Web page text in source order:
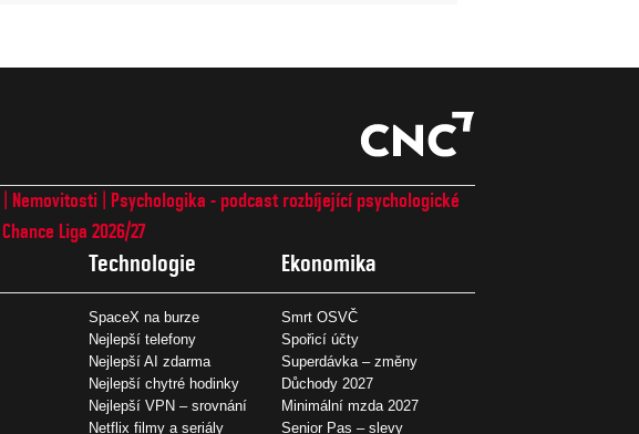
Nemovitosti
Psychologika - podcast rozbíjející psychologické
Chance Liga 2026/27
Technologie
SpaceX na burze
Nejlepší telefony
Nejlepší AI zdarma
Nejlepší chytré hodinky
Nejlepší VPN – srovnání
Netflix filmy a seriály
Ekonomika
Smrt OSVČ
Spořicí účty
Superdávka – změny
Důchody 2027
Minimální mzda 2027
Senior Pas – slevy